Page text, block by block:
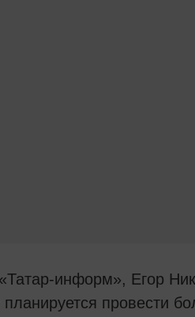
информ», Егор
планируется провести